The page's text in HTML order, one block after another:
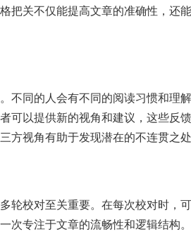
把关不仅能提高文章的准确性，还
不同的人会有不同的阅读习惯和理
可以提供新的视角和建议，这些反
视角有助于发现潜在的不连贯之处
轮校对至关重要。在每次校对时，
次专注于文章的流畅性和逻辑结构